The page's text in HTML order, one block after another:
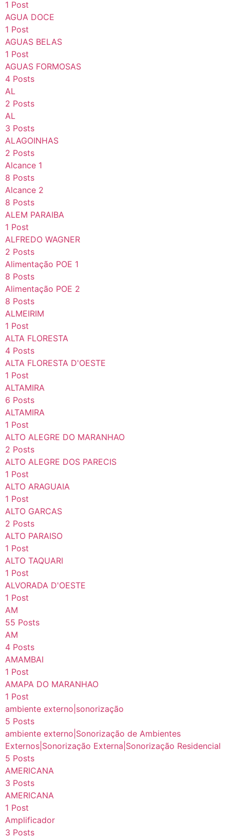
1 Post
AGUA DOCE
1 Post
AGUAS BELAS
1 Post
AGUAS FORMOSAS
4 Posts
AL
2 Posts
AL
3 Posts
ALAGOINHAS
2 Posts
Alcance 1
8 Posts
Alcance 2
8 Posts
ALEM PARAIBA
1 Post
ALFREDO WAGNER
2 Posts
Alimentação POE 1
8 Posts
Alimentação POE 2
8 Posts
ALMEIRIM
1 Post
ALTA FLORESTA
4 Posts
ALTA FLORESTA D'OESTE
1 Post
ALTAMIRA
6 Posts
ALTAMIRA
1 Post
ALTO ALEGRE DO MARANHAO
2 Posts
ALTO ALEGRE DOS PARECIS
1 Post
ALTO ARAGUAIA
1 Post
ALTO GARCAS
2 Posts
ALTO PARAISO
1 Post
ALTO TAQUARI
1 Post
ALVORADA D'OESTE
1 Post
AM
55 Posts
AM
4 Posts
AMAMBAI
1 Post
AMAPA DO MARANHAO
1 Post
ambiente externo|sonorização
5 Posts
ambiente externo|Sonorização de Ambientes
Externos|Sonorização Externa|Sonorização Residencial
5 Posts
AMERICANA
3 Posts
AMERICANA
1 Post
Amplificador
3 Posts